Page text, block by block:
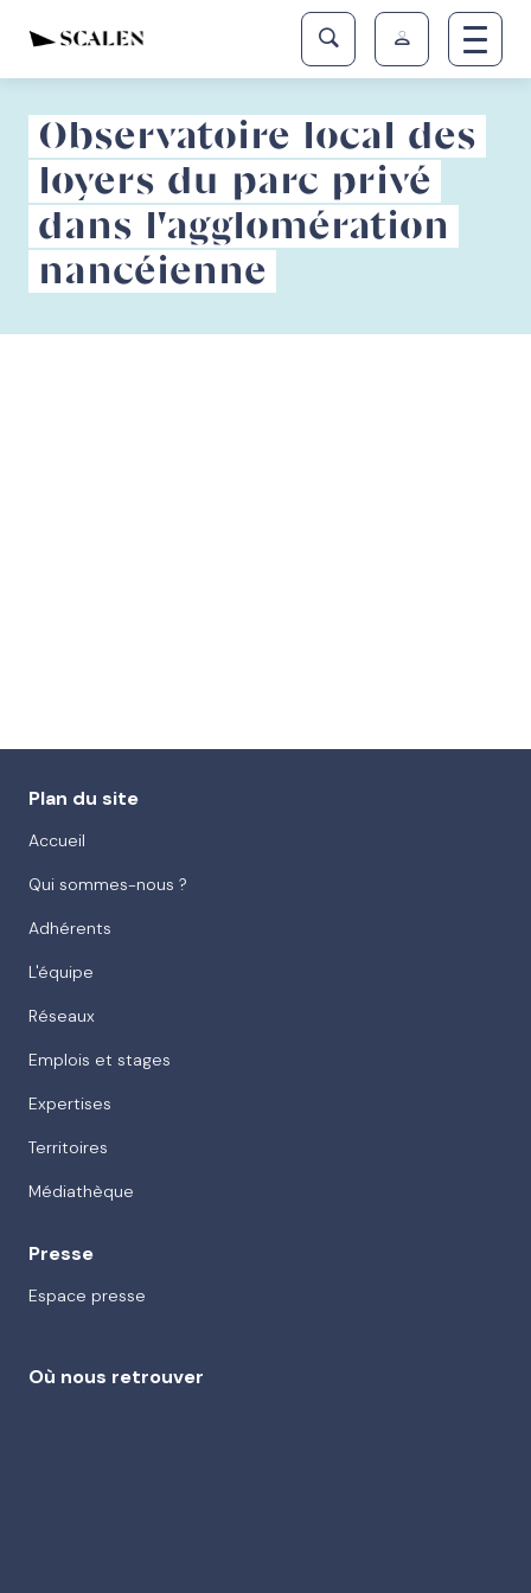
Observatoire local des
loyers du parc privé
dans l'agglomération
nancéienne
Plan du site
Accueil
Qui sommes-nous ?
Adhérents
L'équipe
Réseaux
Emplois et stages
Expertises
Territoires
Médiathèque
Presse
Espace presse
Où nous retrouver